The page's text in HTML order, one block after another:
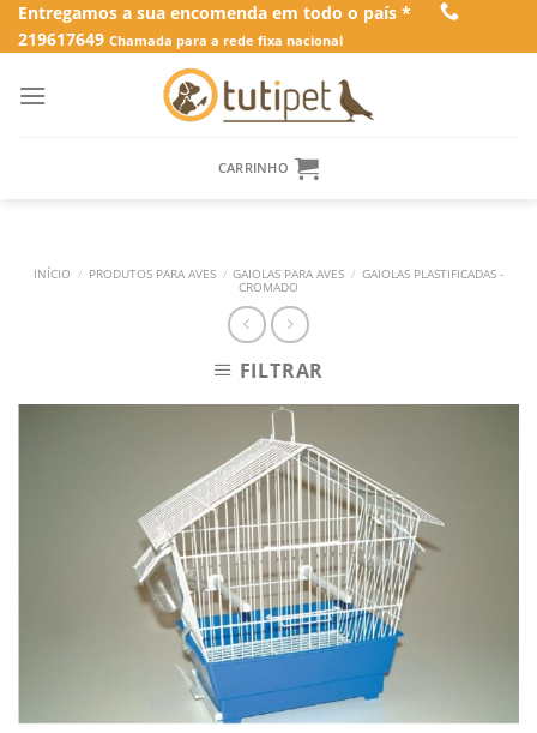
SkipEntregamos a sua encomenda em todo o país *
219617649 Chamada para a rede fixa nacional
CARRINHO
INÍCIO / PRODUTOS PARA AVES / GAIOLAS PARA AVES / GAIOLAS PLASTIFICADAS -
CROMADO
FILTRAR